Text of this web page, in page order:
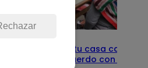
con tu DNI si tu casa califica
pobre, de acuerdo con el Sisfoh